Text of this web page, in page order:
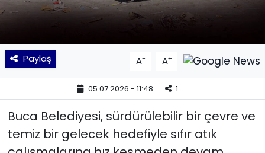
Paylaş A- A+
05.07.2026 - 11:48 1
Buca Belediyesi, sürdürülebilir bir çevre ve
temiz bir gelecek hedefiyle sıfır atık
SPOR
TEKNOLOJİ
YEREL POLİTİKA
YEREL YÖNETİMLER